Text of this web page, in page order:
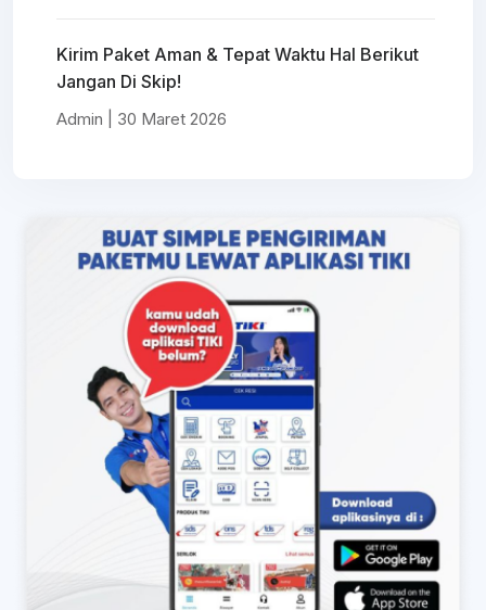
Kirim Paket Aman & Tepat Waktu Hal Berikut
Jangan Di Skip!
Admin | 30 Maret 2026